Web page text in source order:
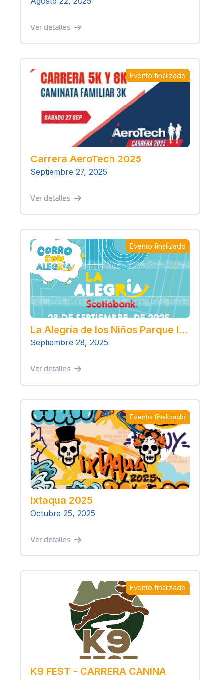
Ver detalles
Evento finalizado
Carrera AeroTech 2025
Septiembre 27, 2025
Ver detalles
Evento finalizado
La Alegría de los Niños Parque Industrial El Marques 2025
Septiembre 28, 2025
Ver detalles
Evento finalizado
Ixtaqua 2025
Octubre 25, 2025
Ver detalles
Evento finalizado
K9 FEST - CARRERA CANINA